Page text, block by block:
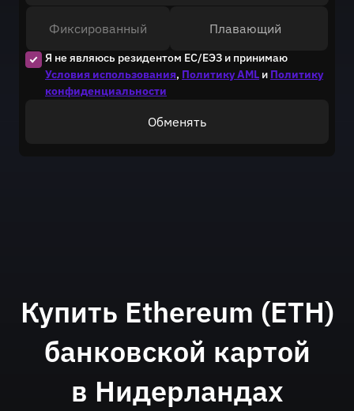
Купить Ethereum (ETH)
банковской картой
в Нидерландах
Я не являюсь резидентом ЕС/ЕЭЗ и принимаю
Условия использования, Политику AML и Политику
конфиденциальности
Фиксированный Плавающий
Обменять